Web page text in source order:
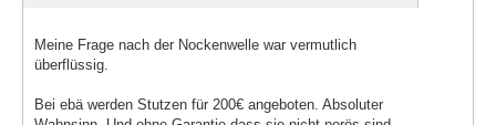
Meine Frage nach der Nockenwelle war vermutlich
überflüssig.
Bei ebä werden Stutzen für 200€ angeboten. Absoluter